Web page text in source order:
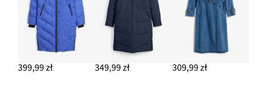
399,99 zł 349,99 zł 309,99 zł